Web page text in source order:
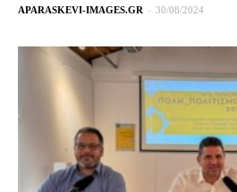
APARASKEVI-IMAGES.GR - 30/08/2024